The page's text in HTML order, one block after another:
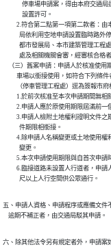
停車場申請案，得由本府
              設置許可。
2.符合第二點第一項第二款者
局依利用空地申請設置臨時
都市發展局、本市建築管理
處及相關機關會審，經審核合
（三）舊案申請：申請人於核准使
車場以銜接使用，如符合下列
（停車管理工程處）逕為簽報市府
1.於前次核准至本次申請期間無
2.申請人應於原使用期限屆滿前
3.申請人檢附土地權利證明文
            件期限相銜接。
4.除申請人名稱變更或土地使
            變更。
5.本次申請使用期限與自首次
6.臨接道路未設置人行道者，
            尺以上人行空間供公眾通行。
五、申請人資格、申請程序或應備文件
    逾期不補正者，由交通局駁其申請。
六、除其他法令另有規定者外，申請案